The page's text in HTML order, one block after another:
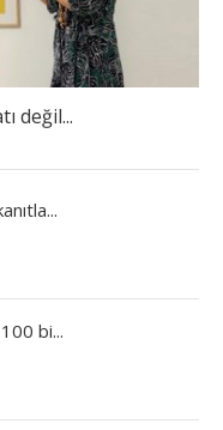
değil...
bi...